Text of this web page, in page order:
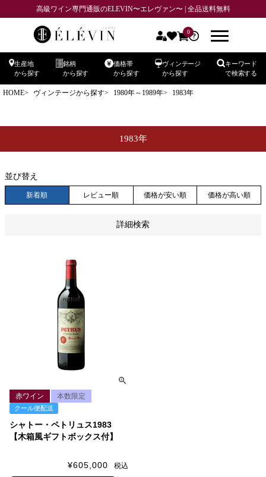
高級ワイン専門通販のELEVIN〜エレヴァン〜 | 全品送料無料
0
生産地
から探す
銘柄
から探す
価格帯
から探す
ヴィンテージ
から探す
キーワード
で検索する
HOME ヴィンテージから探す 1980年～1989年 1983年
1983年
並び替え
新着順 レビュー順 価格が安い順 価格が高い順
詳細検索
商品番号
在庫なし商品
在庫なし商品を表示しない
並び順
優先度順
シャトー・ペトリュス1983
【木箱風ギフトボックス付】
赤ワイン 本数限定
クール便配送
¥605,000 税込